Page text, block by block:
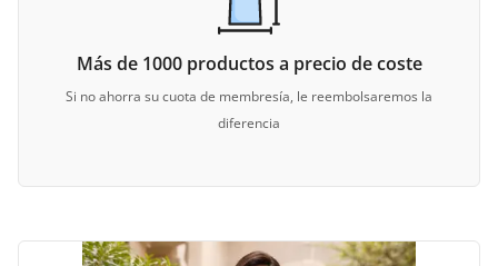
Más de 1000 productos a precio de coste
Si no ahorra su cuota de membresía, le reembolsaremos la
diferencia